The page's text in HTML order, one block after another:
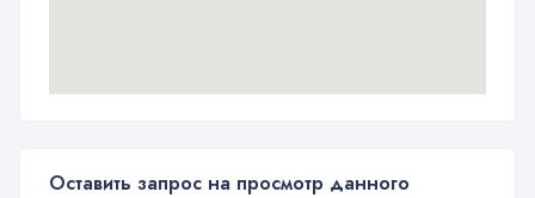
Оставить запрос на просмотр данного